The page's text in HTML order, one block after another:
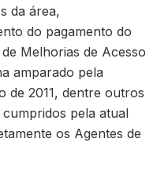
da área,
do pagamento do
Melhorias de Acesso
amparado pela
de 2011, dentre outros
pela atual
os Agentes de